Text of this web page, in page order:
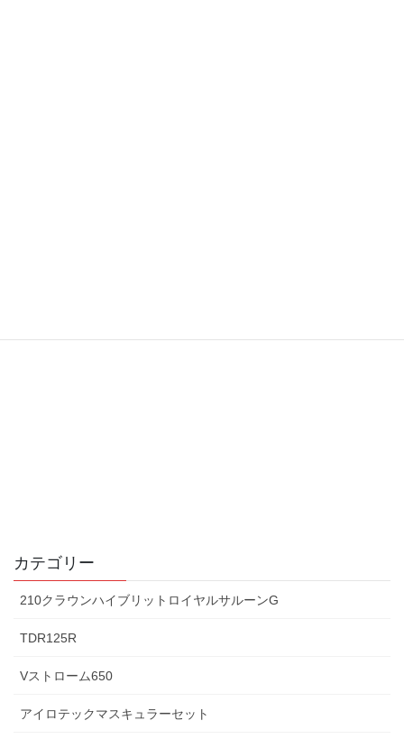
カテゴリー
210クラウンハイブリットロイヤルサルーンG
TDR125R
Vストローム650
アイロテックマスキュラーセット